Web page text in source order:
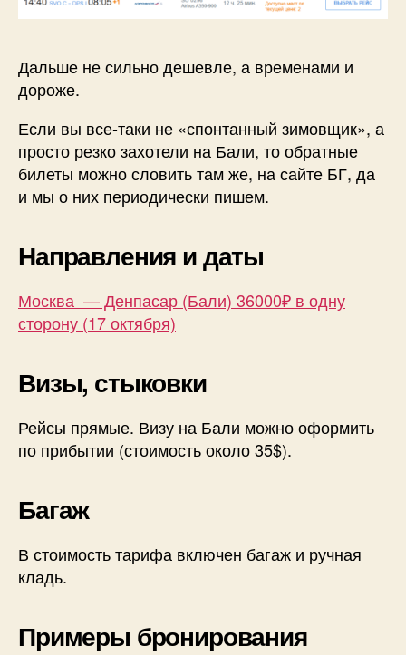
Дальше не сильно дешевле, а временами и
дороже.
Если вы все-таки не «спонтанный зимовщик», а
просто резко захотели на Бали, то обратные
билеты можно словить там же, на сайте БГ, да
и мы о них периодически пишем.
Направления и даты
Москва — Денпасар (Бали) 36000₽ в одну
сторону (17 октября)
Визы, стыковки
Рейсы прямые. Визу на Бали можно оформить
по прибытии (стоимость около 35$).
Багаж
В стоимость тарифа включен багаж и ручная
кладь.
Примеры бронирования